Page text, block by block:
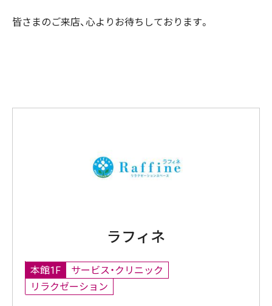
皆さまのご来店、心よりお待ちしております。
ラフィネ
本館1F
サービス・クリニック
リラクゼーション